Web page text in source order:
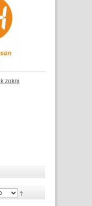
zokni